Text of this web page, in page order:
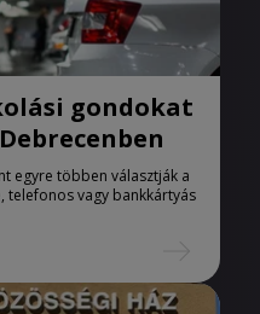
gondokat
egyre többen választják a
telefonos vagy bankkártyás